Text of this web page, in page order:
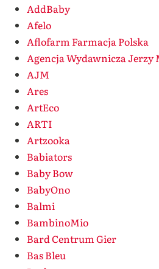
AddBaby
Afelo
Aflofarm Farmacja Polska
Agencja Wydawnicza Jerzy
AJM
Ares
ArtEco
ARTI
Artzooka
Babiators
Baby Bow
BabyOno
Balmi
BambinoMio
Bard Centrum Gier
Bas Bleu